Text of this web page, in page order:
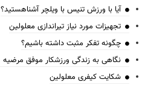
آیا با ورزش تنیس با ویلچر آشناهستید؟
تجهیزات مورد نیاز تیراندازی معلولین
چگونه تفکر مثبت داشته باشیم؟
نگاهی به زندگی ورزشکار موفق
شکایت کیفری معلولین